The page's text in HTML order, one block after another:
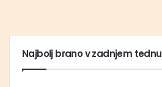
Najbolj brano v zadnjem tednu